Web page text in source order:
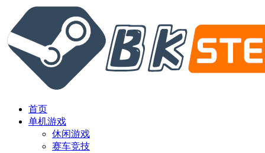
首页
单机游戏
休闲游戏
赛车竞技